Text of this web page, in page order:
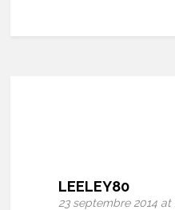
LEELEY80
23 septembre 2014 at